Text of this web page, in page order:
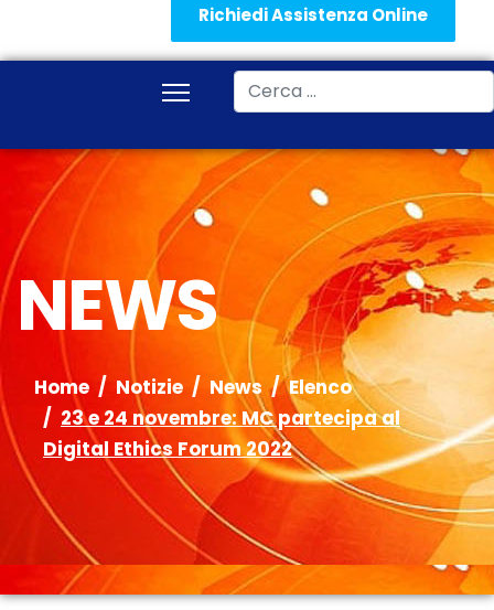
Richiedi Assistenza Online
Cerca
NEWS
Home Notizie News
Elenco
23 e 24 novembre: MC partecipa al
Digital Ethics Forum 2022